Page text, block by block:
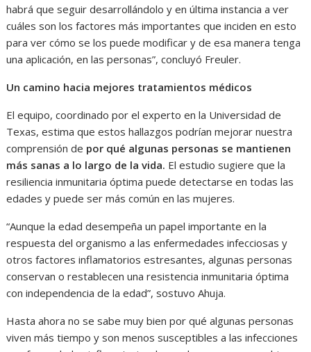
habrá que seguir desarrollándolo y en última instancia a ver
cuáles son los factores más importantes que inciden en esto
para ver cómo se los puede modificar y de esa manera tenga
una aplicación, en las personas”, concluyó Freuler.
Un camino hacia mejores tratamientos médicos
El equipo, coordinado por el experto en la Universidad de
Texas, estima que estos hallazgos podrían mejorar nuestra
comprensión de por qué algunas personas se mantienen
más sanas a lo largo de la vida. El estudio sugiere que la
resiliencia inmunitaria óptima puede detectarse en todas las
edades y puede ser más común en las mujeres.
“Aunque la edad desempeña un papel importante en la
respuesta del organismo a las enfermedades infecciosas y
otros factores inflamatorios estresantes, algunas personas
conservan o restablecen una resistencia inmunitaria óptima
con independencia de la edad”, sostuvo Ahuja.
Hasta ahora no se sabe muy bien por qué algunas personas
viven más tiempo y son menos susceptibles a las infecciones